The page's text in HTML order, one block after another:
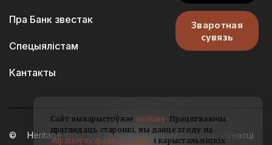
Пра Банк звестак
Спецыялістам
Кантакты
Зваротная
сувязь
Heritage.gov.by — гісторыка-культурныя каштоўнасці
Сайт выкарыстоўвае cookies. Працягваючы
праглядаць старонкі, вы даяце згоду на
апрацоўку файлаў cookie і карыстальніцкіх